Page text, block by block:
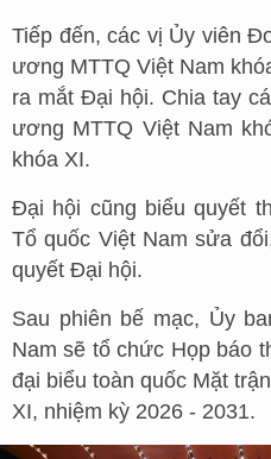
Tiếp đến, các vị Ủy viên
ương MTTQ Việt Nam
ra mắt Đại hội. Chia tay
ương MTTQ Việt Nam
khóa XI.
Đại hội cũng biểu quyết
Tổ quốc Việt Nam sửa
quyết Đại hội.
Sau phiên bế mạc, Ủy
Nam sẽ tổ chức Họp báo
đại biểu toàn quốc Mặt
XI, nhiệm kỳ 2026 - 2031.